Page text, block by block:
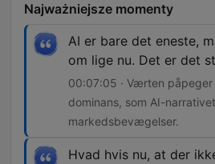
Najważniejsze momenty
AI er bare det eneste,
om lige nu. Det er det
00:07:05 · Værten påpeger
dominans, som AI-
markedsbevægelser.
Hvad hvis nu, at der